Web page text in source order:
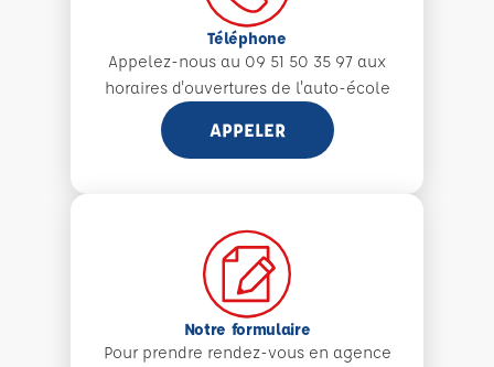
Téléphone
Appelez-nous au 09 51 50 35 97 aux
horaires d'ouvertures de l'auto-école
APPELER
Notre formulaire
Pour prendre rendez-vous en agence